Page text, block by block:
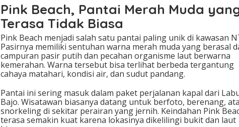
Pink Beach, Pantai Merah Muda
Terasa Tidak Biasa
Pink Beach menjadi salah satu pantai paling unik di kawasan
Pasirnya memiliki sentuhan warna merah muda yang berasal
campuran pasir putih dan pecahan organisme laut berwarna
kemerahan. Warna tersebut bisa terlihat berbeda tergantung
cahaya matahari, kondisi air, dan sudut pandang.
Pantai ini sering masuk dalam paket perjalanan kapal dari
Bajo. Wisatawan biasanya datang untuk berfoto, berenang,
snorkeling di sekitar perairan yang jernih. Keindahan Pink
terasa semakin kuat karena lokasinya dikelilingi bukit dan laut